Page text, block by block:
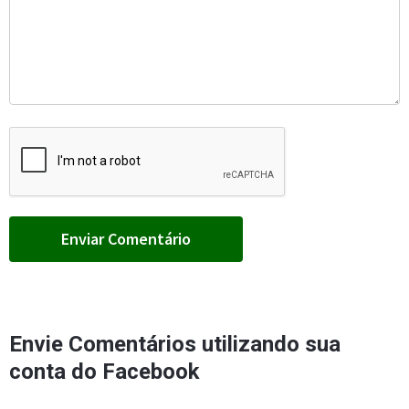
Envie Comentários utilizando sua
conta do Facebook